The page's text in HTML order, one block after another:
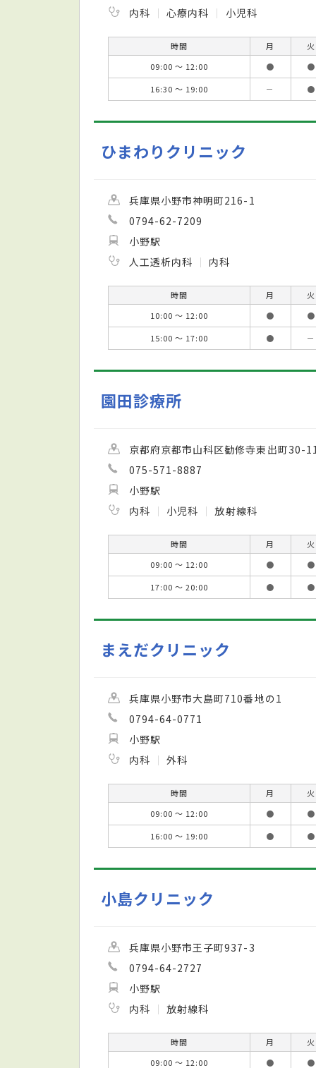
内科
心療内科 小児科
時間 月 火
09:00 ～ 12:00
● ●
16:30 ～ 19:00
－ ●
ひまわりクリニック
兵庫県小野市神明町216-1
0794-62-7209
小野駅
人工透析内科
内科
時間 月 火
10:00 ～ 12:00
● ●
15:00 ～ 17:00
● －
園田診療所
京都府京都市山科区勧修寺東出町30-
075-571-8887
小野駅
内科
小児科 放射線科
時間 月 火
09:00 ～ 12:00
● ●
17:00 ～ 20:00
● ●
まえだクリニック
兵庫県小野市大島町710番地の1
0794-64-0771
小野駅
内科
外科
時間 月 火
09:00 ～ 12:00
● ●
16:00 ～ 19:00
● ●
小島クリニック
兵庫県小野市王子町937-3
0794-64-2727
小野駅
内科
放射線科
時間 月 火
09:00 ～ 12:00
● ●